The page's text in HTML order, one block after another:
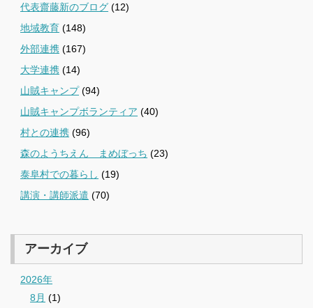
代表齋藤新のブログ (12)
地域教育 (148)
外部連携 (167)
大学連携 (14)
山賊キャンプ(94)
山賊キャンプボランティア (40)
村との連携 (96)
森のようちえん まめぼっち (23)
泰阜村での暮らし (19)
講演・講師派遣 (70)
アーカイブ
2026年
8月 (1)